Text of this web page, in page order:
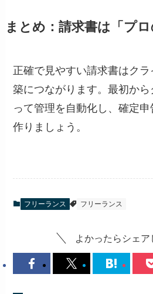
まとめ：請求書は「プロ
正確で見やすい請求書はク
築につながります。最初か
って管理を自動化し、確定
作りましょう。
フリーランス フリーランス
よかったらシェア